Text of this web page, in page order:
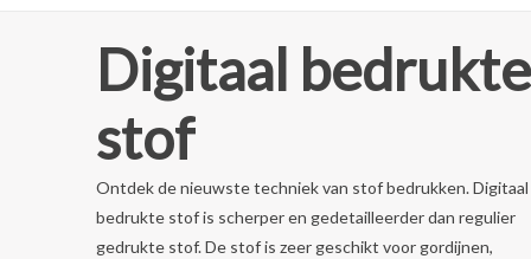
Digitaal bedrukte
stof
Ontdek de nieuwste techniek van stof bedrukken. Digitaal
bedrukte stof is scherper en gedetailleerder dan regulier
gedrukte stof. De stof is zeer geschikt voor gordijnen,